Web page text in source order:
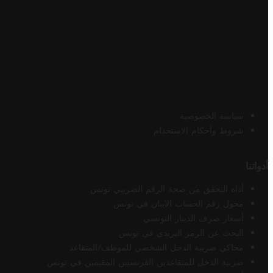
سياسة الخصوصية
شروط وأحكام الاستخدام
أدواتنا
أداة التحقق من صحة الرقم الضريبي تونس
محول رقم الحساب الآيبان في تونس
أسعار صرف الدينار التونسي
البحث عن الرمز البريدي في تونس
محاكي ضريبة الدخل الشخصي للموظف/المتقاعد
ضريبة الدخل للمتقاعدين الفرنسيين المقيمين في تونس